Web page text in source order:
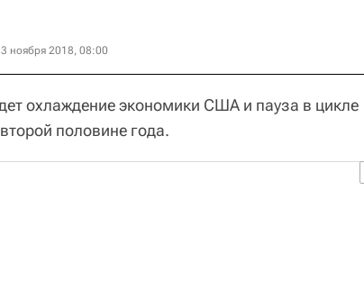
ноября 2018, 08:00
охлаждение экономики США и пауза в цикле
половине года.